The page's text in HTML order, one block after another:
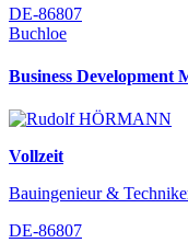
DE-86807
Buchloe
Business Development
Vollzeit
Bauingenieur &
DE-86807